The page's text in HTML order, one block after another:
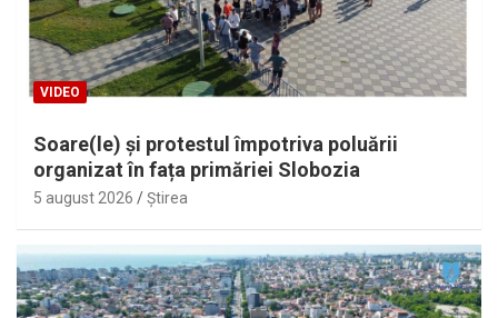
VIDEO
Soare(le) și protestul împotriva poluării
organizat în fața primăriei Slobozia
5 august 2026 Ştirea